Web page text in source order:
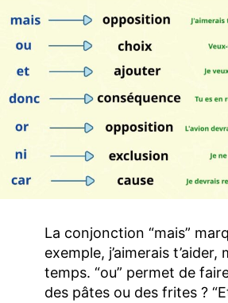
La conjonction “mais”
exemple, j’aimerais t’aider,
temps. “ou” permet de
des pâtes ou des frites ?